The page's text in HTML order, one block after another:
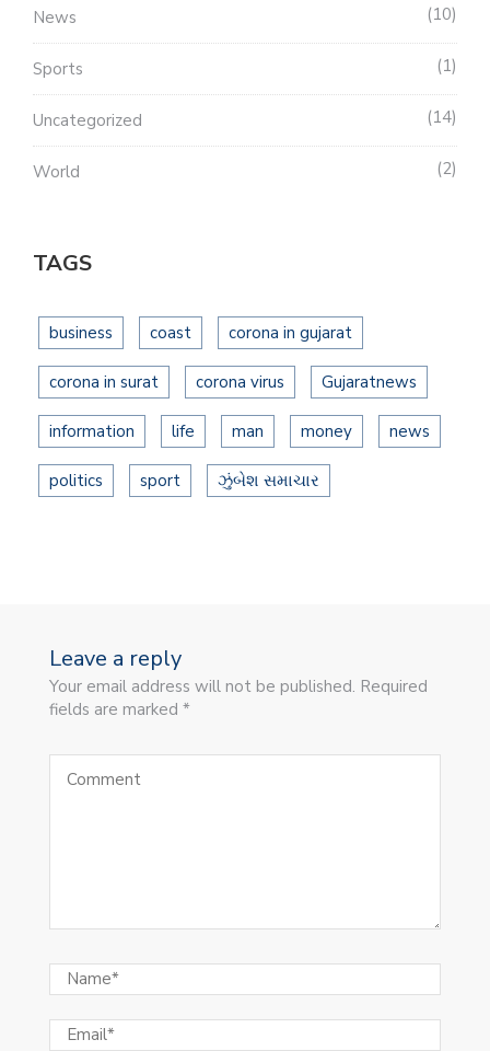
News 10
Sports 1
Uncategorized 14
World 2
TAGS
business coast corona in gujarat
corona in surat corona virus Gujaratnews
information life man money news
politics sport ઝુંબેશ સમાચાર
Leave a reply
Your email address will not be published. Required
fields are marked *